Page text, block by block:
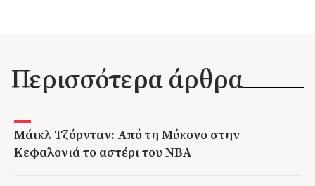
Περισσότερα άρθρα
Μάικλ Τζόρνταν: Από τη Μύκονο στην
Κεφαλονιά το αστέρι του NBA